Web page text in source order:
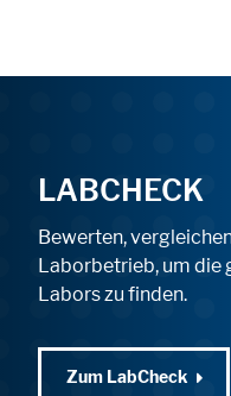
LABCHECK
Bewerten,
Laborbetrieb, um die
Labors zu finden.
Zum LabCheck